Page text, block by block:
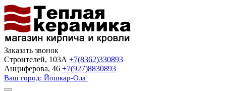
Заказать звонок
Строителей, 103А +7(8362)330893
Анциферова, 46 +7(927)8830893
Ваш город: Йошкар-Ола